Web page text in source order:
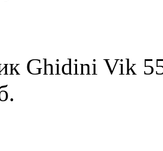
Ghidini Vik